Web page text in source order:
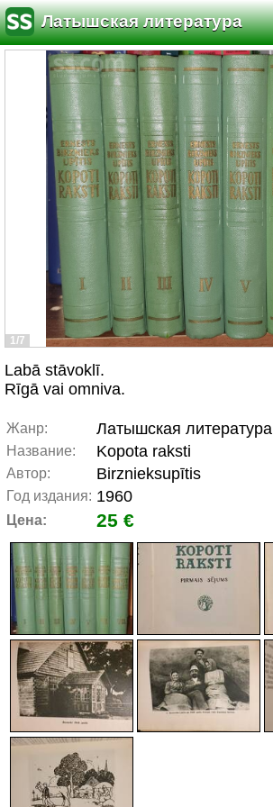
Латышская литература
1/7
Labā stāvoklī.
Rīgā vai omniva.
Жанр: Латышская литература
Название: Kopota raksti
Автор: Birznieksupītis
Год издания: 1960
Цена: 25 €